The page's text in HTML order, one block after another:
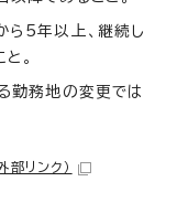
ら5年以上、継続し
。
勤務地の変更では
部リンク）